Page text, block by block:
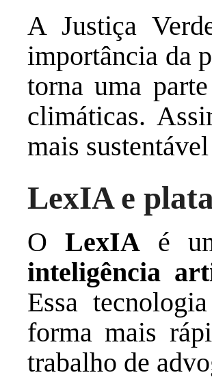
A Justiça
importância da
torna uma
climáticas.
mais
LexIA e
OLexIA é
inteligência
Essa
forma mais
trabalho de